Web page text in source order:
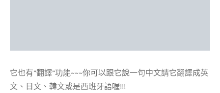
它也有”翻譯”功能~~~你可以跟它說一句中文請它翻譯成英
文、日文、韓文或是西班牙語喔!!!